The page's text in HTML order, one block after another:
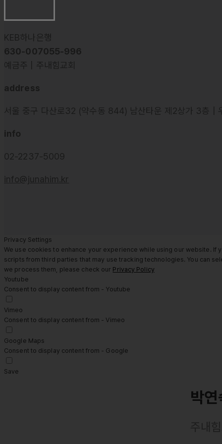
KEB하나은행
630-007055-996
예금주 | 주내힘교회
address
서울 중구 다산로32 (약수동 844) 남산타운 제2상가 3층 |
info
02-2237-5009
info@junahim.kr
Privacy Settings
We use cookies to enhance your experience while using our website.
scripts from third parties that may use tracking technologies. You can
we process them, please check our Privacy Policy
Youtube
Consent to display content from - Youtube
Vimeo
Consent to display content from - Vimeo
Google Maps
Consent to display content from - Google
Save
박